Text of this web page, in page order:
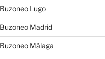
Buzoneo Lugo
Buzoneo Madrid
Buzoneo Málaga